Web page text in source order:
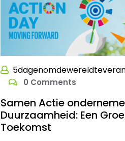
0 Comments
Samen Actie
Duurzaamheid: Een
Toekomst